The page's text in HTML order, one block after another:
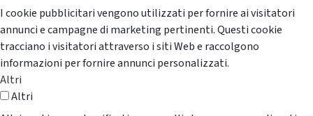
I cookie pubblicitari vengono utilizzati per fornire ai visitatori
annunci e campagne di marketing pertinenti. Questi cookie
tracciano i visitatori attraverso i siti Web e raccolgono
informazioni per fornire annunci personalizzati.
Altri
Altri